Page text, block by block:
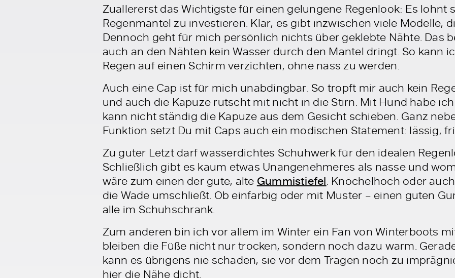
Zuallererst das Wichtigste für einen gelungene Regenlook: Es lohnt
Regenmantel zu investieren. Klar, es gibt inzwischen viele Modelle,
Dennoch geht für mich persönlich nichts über geklebte Nähte. Das
auch an den Nähten kein Wasser durch den Mantel dringt. So kann
Regen auf einen Schirm verzichten, ohne nass zu werden.
Auch eine Cap ist für mich unabdingbar. So tropft mir auch kein
und auch die Kapuze rutscht mit nicht in die Stirn. Mit Hund habe
kann nicht ständig die Kapuze aus dem Gesicht schieben. Ganz
Funktion setzt Du mit Caps auch ein modischen Statement: lässig,
Zu guter Letzt darf wasserdichtes Schuhwerk für den idealen
Schließlich gibt es kaum etwas Unangenehmeres als nasse und
wäre zum einen der gute, alte Gummistiefel . Knöchelhoch oder
die Wade umschließt. Ob einfarbig oder mit Muster – einen guten
alle im Schuhschrank.
Zum anderen bin ich vor allem im Winter ein Fan von Winterboots
bleiben die Füße nicht nur trocken, sondern noch dazu warm.
kann es übrigens nie schaden, sie vor dem Tragen noch zu
hier die Nähe dicht.